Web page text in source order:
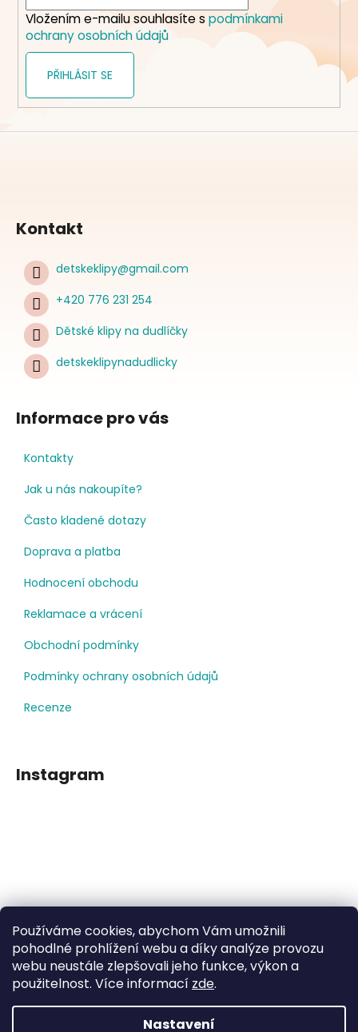
Používáme cookies, abychom Vám umožnili
pohodlné prohlížení webu a díky analýze provozu
webu neustále zlepšovali jeho funkce, výkon a
použitelnost. Více informací zde.
Nastavení
Vložením e-mailu souhlasíte s podmínkami
ochrany osobních údajů
PŘIHLÁSIT SE
Kontakt
detskeklipy@gmail.com
+420 776 231 254
Dětské klipy na dudlíčky
detskeklipynadudlicky
Informace pro vás
Kontakty
Jak u nás nakoupíte?
Často kladené dotazy
Doprava a platba
Hodnocení obchodu
Reklamace a vrácení
Obchodní podmínky
Podmínky ochrany osobních údajů
Recenze
Instagram
Sledovat na Instagramu
Facebook